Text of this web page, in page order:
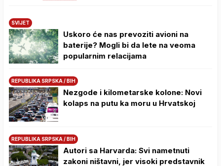
SVIJET
Uskoro će nas prevoziti avioni na
baterije? Mogli bi da lete na veoma
popularnim relacijama
REPUBLIKA SRPSKA / BIH
Nezgode i kilometarske kolone: Novi
kolaps na putu ka moru u Hrvatskoj
REPUBLIKA SRPSKA / BIH
Autori sa Harvarda: Svi nametnuti
zakoni ništavni, jer visoki predstavnik